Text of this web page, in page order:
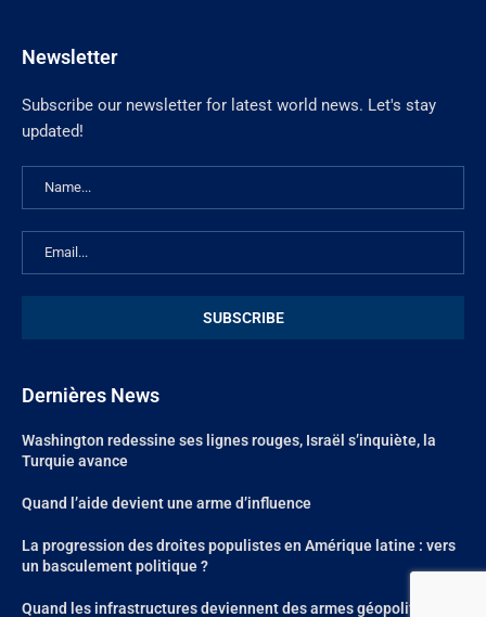
Newsletter
Subscribe our newsletter for latest world news. Let's stay
updated!
Dernières News
Washington redessine ses lignes rouges, Israël s’inquiète, la
Turquie avance
Quand l’aide devient une arme d’influence
La progression des droites populistes en Amérique latine : vers
un basculement politique ?
Quand les infrastructures deviennent des armes géopolitiques